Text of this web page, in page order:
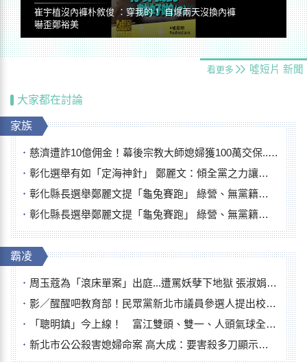
崔宇植沒內褲朴敘俊 ：穿我的！ 自爆兩天沒換內褲
嚇歪鄭裕美
看更多 噓短片 新聞
大家都在討論
家族
慈濟遭詐10億佣金！幕後宗教大師媳婦獲100萬交保...快步奔離不發一語
彰化選舉有如「定海神針」 鄭麗文：傾全黨之力讓彰化贏
彰化縣長選舉鄭麗文提「龜兔賽跑」 綠營、無黨籍忙否認是烏龜
彰化縣長選舉鄭麗文提「龜兔賽跑」 綠營、無黨籍忙否認是烏龜
霸凌
周玉蔻為「滾床單案」出庭...遭罵妖孽下地獄 張淑娟批：舌頭殺人有罪
影／醒醒吧教育部！民眾黨新北市議員參選人提出校園反毒防線升級政見
「聰明鎮」今上線！ 富江雙頭、雙一、人頭氣球全登場
新北市公公殺害媳婦命案 高大成：要害殺多刀顯示怨恨深